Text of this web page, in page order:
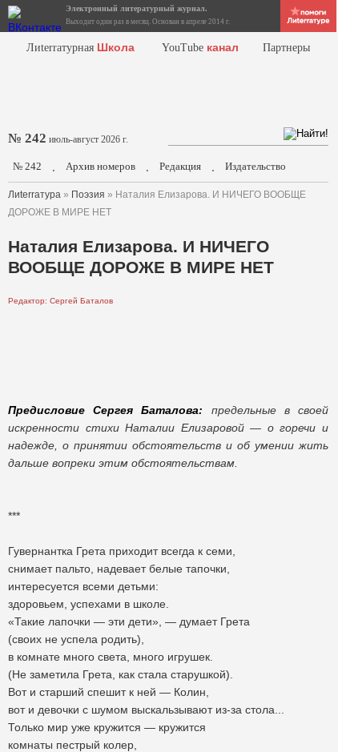
Электронный литературный журнал.
Выходит один раз в месяц. Основан в апреле 2014 г.
Лиterraтурная Школа YouTube канал Партнеры
№ 242 июль-август 2026 г.
№ 242 . Архив номеров . Редакция . Издательство
Лиterraтура » Поэзия » Наталия Елизарова. И НИЧЕГО ВООБЩЕ
ДОРОЖЕ В МИРЕ НЕТ
Наталия Елизарова. И НИЧЕГО
ВООБЩЕ ДОРОЖЕ В МИРЕ НЕТ
Редактор: Сергей Баталов
Предисловие Сергея Баталова: предельные в своей
искренности стихи Наталии Елизаровой — о горечи и
надежде, о принятии обстоятельств и об умении жить
дальше вопреки этим обстоятельствам.
***
Гувернантка Грета приходит всегда к семи,
снимает пальто, надевает белые тапочки,
интересуется всеми детьми:
здоровьем, успехами в школе.
«Такие лапочки — эти дети», — думает Грета
(своих не успела родить),
в комнате много света, много игрушек.
(Не заметила Грета, как стала старушкой).
Вот и старший спешит к ней — Колин,
вот и девочки с шумом выскальзывают из-за стола...
Только мир уже кружится — кружится
комнаты пестрый колер,